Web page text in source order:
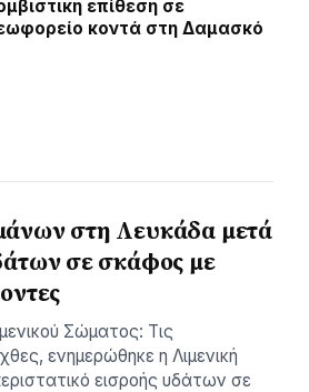
επίθεση σε
κοντά στη Δαμασκό
στη Λευκάδα μετά
σε σκάφος με
Σώματος: Τις
ενημερώθηκε η Λιμενική
εισροής υδάτων σε